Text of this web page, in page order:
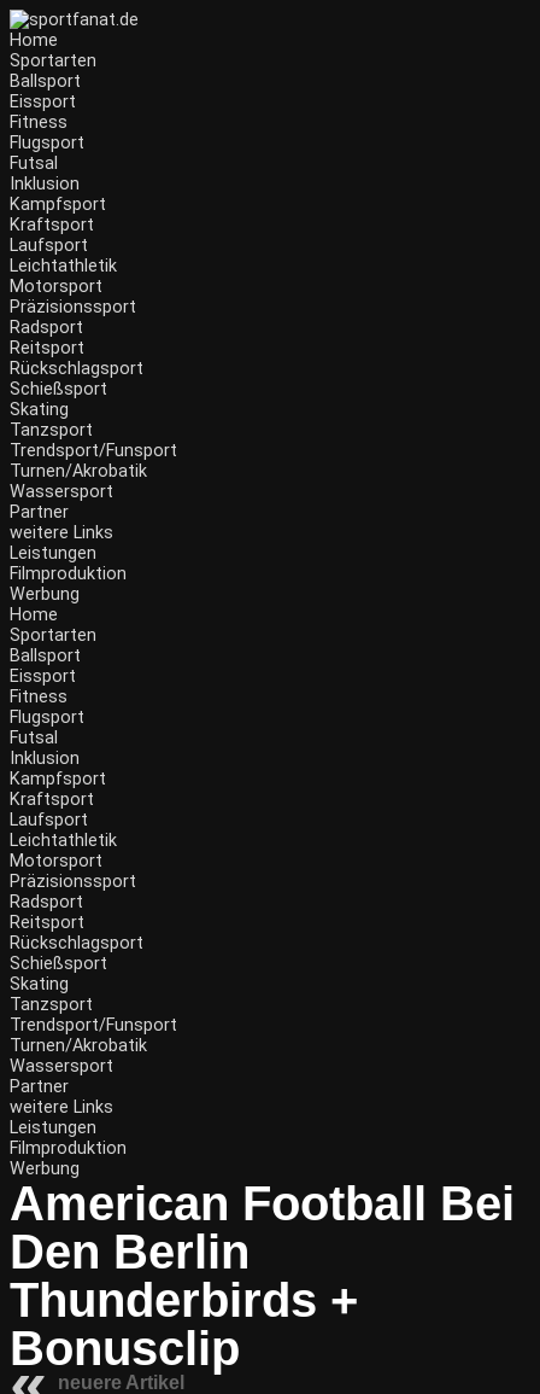
Zum
Inhalt
wechseln
Home
Sportarten
Ballsport
Eissport
Fitness
Flugsport
Futsal
Inklusion
Kampfsport
Kraftsport
Laufsport
Leichtathletik
Motorsport
Präzisionssport
Radsport
Reitsport
Rückschlagsport
Schießsport
Skating
Tanzsport
Trendsport/Funsport
Turnen/Akrobatik
Wassersport
Partner
weitere Links
Leistungen
Filmproduktion
Werbung
Menü
Home
Sportarten
Ballsport
Eissport
Fitness
Flugsport
Futsal
Inklusion
Kampfsport
Kraftsport
Laufsport
Leichtathletik
Motorsport
Präzisionssport
Radsport
Reitsport
Rückschlagsport
Schießsport
Skating
Tanzsport
Trendsport/Funsport
Turnen/Akrobatik
Wassersport
Partner
weitere Links
Leistungen
Filmproduktion
Werbung
American Football Bei
Den Berlin
Thunderbirds +
Bonusclip
neuere Artikel